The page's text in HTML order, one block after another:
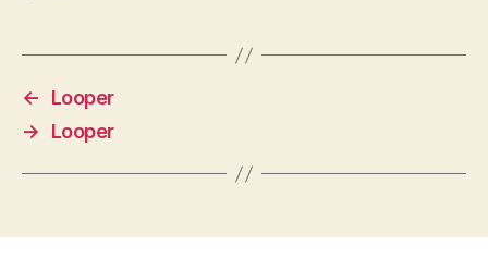
←
Looper
→
Looper